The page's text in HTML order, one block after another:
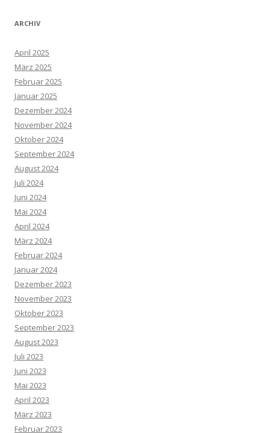
ARCHIV
April 2025
März 2025
Februar 2025
Januar 2025
Dezember 2024
November 2024
Oktober 2024
September 2024
August 2024
Juli 2024
Juni 2024
Mai 2024
April 2024
März 2024
Februar 2024
Januar 2024
Dezember 2023
November 2023
Oktober 2023
September 2023
August 2023
Juli 2023
Juni 2023
Mai 2023
April 2023
März 2023
Februar 2023